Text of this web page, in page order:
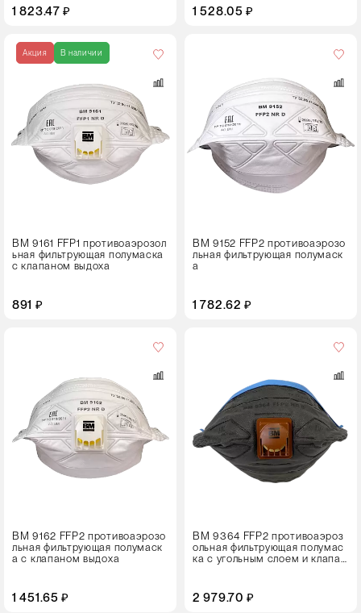
1 823.47 ₽ 1 528.05 ₽
Акция В наличии
ВМ 9161 FFP1 противоаэрозол
ьная фильтрующая полумаска
с клапаном выдоха
891 ₽
ВМ 9152 FFP2 противоаэрозо
льная фильтрующая полумаск
а
1 782.62 ₽
Кол-
во
в
25 штук
ВМ 9162 FFP2 противоаэрозо
льная фильтрующая полумаск
а с клапаном выдоха
1 451.65 ₽
ВМ 9364 FFP2 противоаэроз
ольная фильтрующая полумас
ка с угольным слоем и клапан
2 979.70 ₽
15 штук